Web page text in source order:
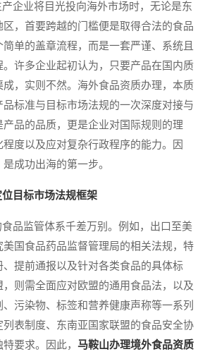
业将目光投向海外市场时，无论是东
，首要跨越的门槛便是取得合法的食品
单的盖章流程，而是一套严谨、系统且
许多企业起初认为，只要产品在国内质
，实则不然。海外食品资质办理，本质
品标准与目标市场法规的一次深度对接与
品的品质，更是企业对国际规则的理
度以及应对复杂行政程序的能力。因
成功出海的第一步。
目标市场法规框架
监管体系千差万别。例如，出口至美
美国食品药品监督管理局的相关法规，特
提前通报以及针对各类食品的具体标
则需全面应对欧盟的通用食品法，以及
污染物、标签和营养健康声称等一系列
表制度、东南亚国家联盟的食品安全协
要求。因此， 马鞍山办理境外食品资质